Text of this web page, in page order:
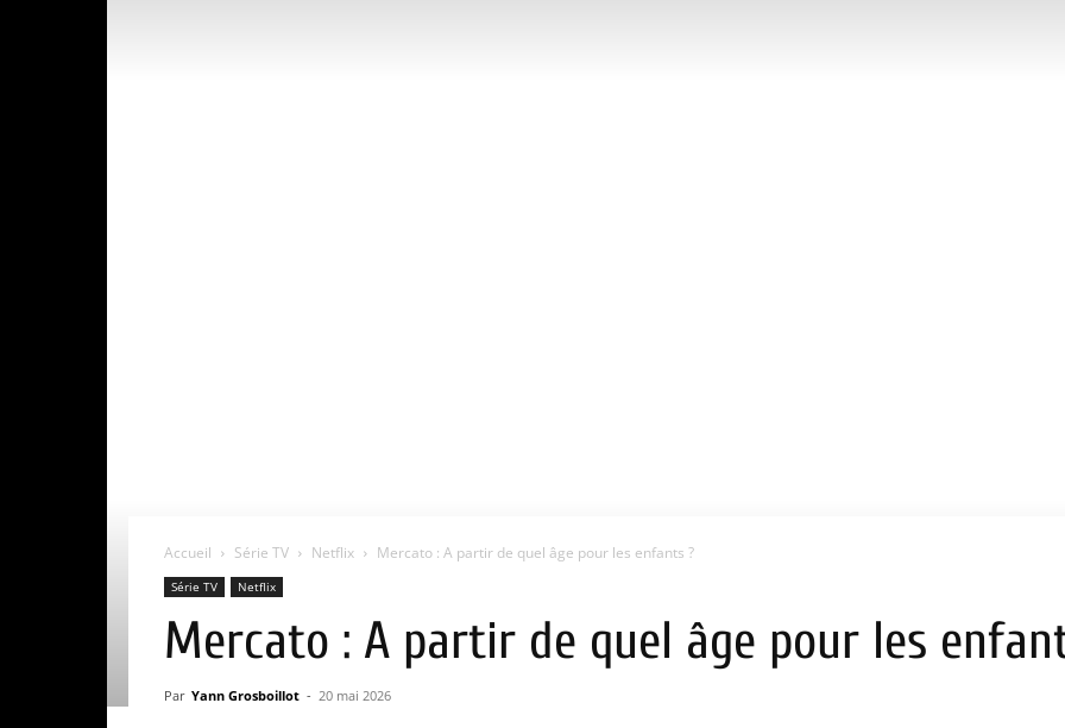
Accueil Série TV Netflix Mercato : A partir de quel âge pour les enfants ?
Série TV Netflix
Mercato : A partir de quel âge pour les
Par Yann Grosboillot - 20 mai 2026